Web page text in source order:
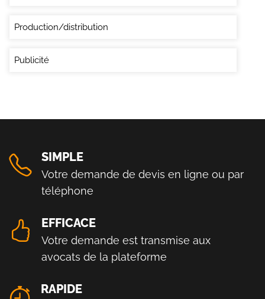
Production/distribution
Publicité
SIMPLE
Votre demande de devis en ligne ou par
téléphone
EFFICACE
Votre demande est transmise aux
avocats de la plateforme
RAPIDE